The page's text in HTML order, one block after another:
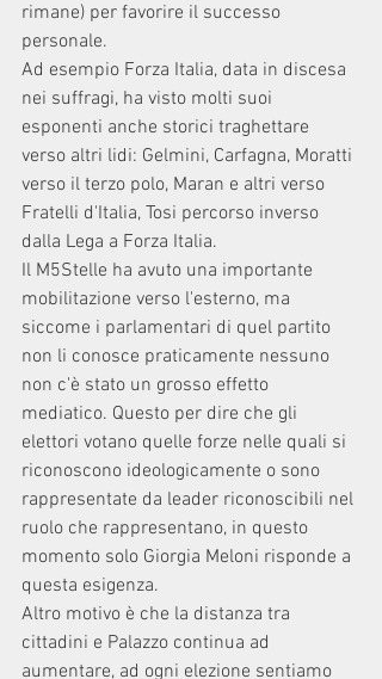
rimane) per favorire il successo
personale.
Ad esempio Forza Italia, data in discesa
nei suffragi, ha visto molti suoi
esponenti anche storici traghettare
verso altri lidi: Gelmini, Carfagna, Moratti
verso il terzo polo, Maran e altri verso
Fratelli d'Italia, Tosi percorso inverso
dalla Lega a Forza Italia.
Il M5Stelle ha avuto una importante
mobilitazione verso l'esterno, ma
siccome i parlamentari di quel partito
non li conosce praticamente nessuno
non c'è stato un grosso effetto
mediatico. Questo per dire che gli
elettori votano quelle forze nelle quali si
riconoscono ideologicamente o sono
rappresentate da leader riconoscibili nel
ruolo che rappresentano, in questo
momento solo Giorgia Meloni risponde a
questa esigenza.
Altro motivo è che la distanza tra
cittadini e Palazzo continua ad
aumentare, ad ogni elezione sentiamo